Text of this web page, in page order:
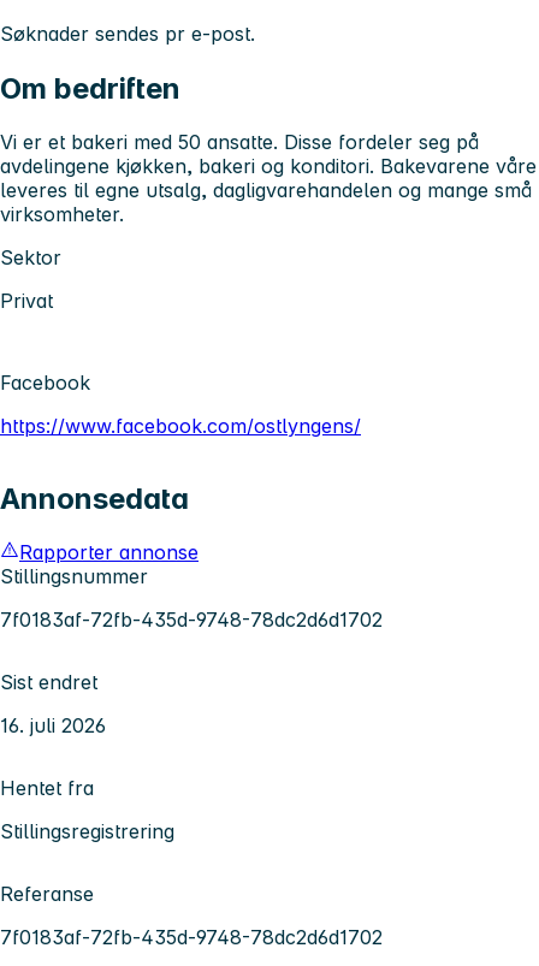
Søknader sendes pr e-post.
Om bedriften
Vi er et bakeri med 50 ansatte. Disse fordeler seg på
avdelingene kjøkken, bakeri og konditori. Bakevarene våre
leveres til egne utsalg, dagligvarehandelen og mange små
virksomheter.
Sektor
Privat
Facebook
https://www.facebook.com/ostlyngens/
Annonsedata
Rapporter annonse
Stillingsnummer
7f0183af-72fb-435d-9748-78dc2d6d1702
Sist endret
16. juli 2026
Hentet fra
Stillingsregistrering
Referanse
7f0183af-72fb-435d-9748-78dc2d6d1702